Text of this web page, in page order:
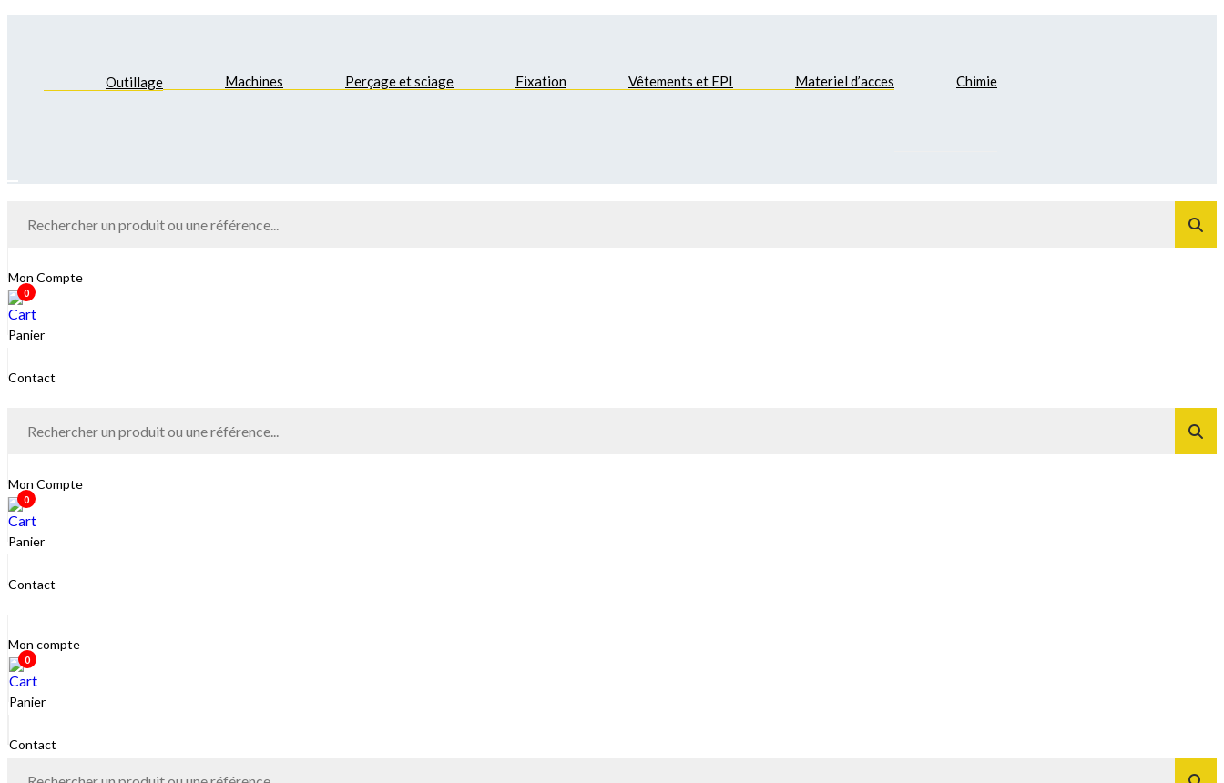
Outillage Machines Perçage et sciage Fixation Vêtements et EPI Materiel d’acces Chimie
Mon Compte
0
Panier
Contact
Mon Compte
0
Panier
Contact
Mon compte
0
Panier
Contact